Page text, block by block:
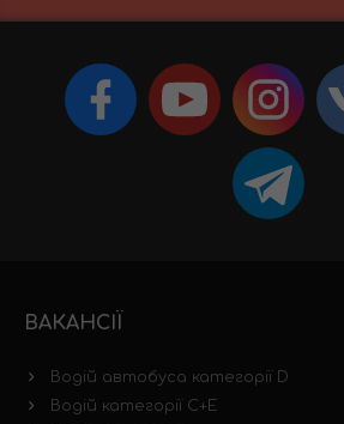
ВАКАНСІЇ
Водій автобуса категорії D
Водій категорії C+E